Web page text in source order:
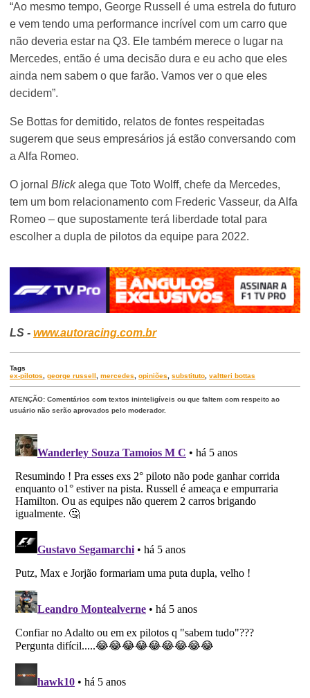
“Ao mesmo tempo, George Russell é uma estrela do futuro
e vem tendo uma performance incrível com um carro que
não deveria estar na Q3. Ele também merece o lugar na
Mercedes, então é uma decisão dura e eu acho que eles
ainda nem sabem o que farão. Vamos ver o que eles
decidem”.
Se Bottas for demitido, relatos de fontes respeitadas
sugerem que seus empresários já estão conversando com
a Alfa Romeo.
O jornalBlickalega que Toto Wolff, chefe da Mercedes,
tem um bom relacionamento com Frederic Vasseur, da Alfa
Romeo – que supostamente terá liberdade total para
escolher a dupla de pilotos da equipe para 2022.
LS -www.autoracing.com.br
Tags
ex-pilotos
,george russell ,mercedes ,opiniões ,substituto ,valtteri bottas
ATENÇÃO: Comentários com textos ininteligíveis ou que faltem com respeito ao
usuário não serão aprovados pelo moderador.